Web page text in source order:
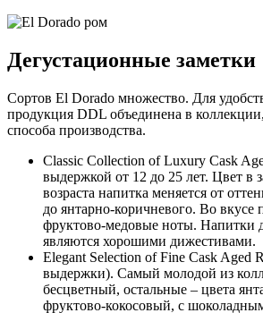
Дегустационные заметки
Сортов El Dorado множество. Для
продукция DDL объединена в
способа производства.
Classic Collection of Luxury Cask
выдержкой от 12 до 25 лет. Цвет в
возраста напитка меняется от
до янтарно-коричневого. Во вкусе
фруктово-медовые ноты. Напитки
являются хорошими дижестивами.
Elegant Selection of Fine Cask Aged
выдержки). Самый молодой из
бесцветный, остальные – цвета
фруктово-кокосовый, с